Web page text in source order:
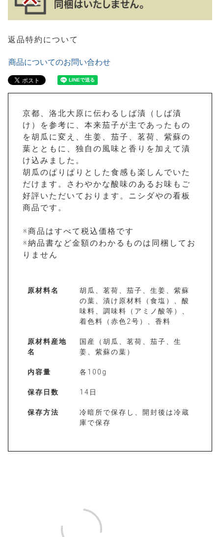
返品特約について
商品についてのお問い合わせ
京都、洛北大原に伝わるしば漬（しば漬
け）を参考に、本来茄子が主であったもの
を胡瓜に変え、生姜、茄子、茗荷、紫蘇の
葉とともに、独自の風味と香りを加えて漬
け込みました。
胡瓜のぱりぱりとした食感も楽しんでいた
だけます。さわやかな酸味のあるお味もご
好評いただいております。ニシダやの看板
商品です。
※商品はすべて税込価格です
※納品書など金額のわかるものは同梱してお
りません
原材料名
胡瓜、茗荷、茄子、生姜、紫蘇
の葉、漬け原材料（食塩）、酸
味料、調味料（アミノ酸等）、
着色料（赤色2号）、香料
原材料産地
名
国産（胡瓜、茗荷、茄子、生
姜、紫蘇の葉）
内容量 各100g
保存日数 14日
保存方法
冷暗所で保存し、開封後は冷蔵
庫で保存